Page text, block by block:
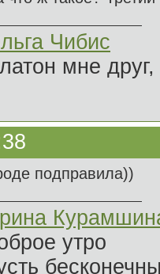
Чибис
мне
подправила))
утро